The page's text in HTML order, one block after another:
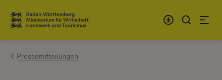
Zum Inhalt springen
Link zur Startseite
Pressemitteilungen